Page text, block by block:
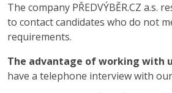
The company PŘEDVÝBĚR.CZ a.s.
to contact candidates who do not
requirements.
The advantage of working with
have a telephone interview with